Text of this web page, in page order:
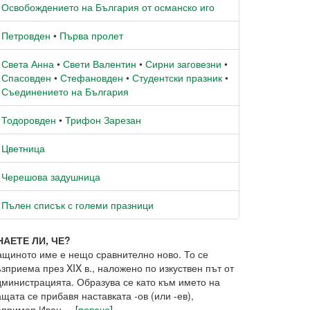
Освобождението на България от османско иго
Петровден • Първа пролет
Света Анна • Свети Валентин • Сирни заговезни •
Спасовден • Стефановден • Студентски празник •
Съединението на България
Тодоровден • Трифон Зарезан
Цветница
Черешова задушница
Пълен списък с големи празници
ЛИ, ЧЕ?
име е нещо сравнително ново. То се
през XIX в., наложено по изкуствен път от
Образува се като към името на
се прибавя наставката -ов (или -ев),